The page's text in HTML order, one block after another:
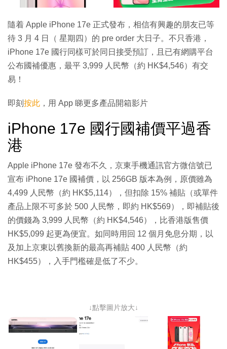
隨着 Apple iPhone 17e 正式發布，相信有興趣的朋友已等
待 3 月 4 日（ 星期四）的 pre order 大日子。不只香港，
iPhone 17e 國行同樣可於同日接受預訂，且已有網購平台
公布國補優惠，最平 3,999 人民幣（約 HK$4,546）有交
易！
即刻 按此 ，用 App 睇更多產品開箱影片
iPhone 17e 國行國補價平過香
港
Apple iPhone 17e 發布不久，京東手機通訊官方微信號已
宣布 iPhone 17e 國補價，以 256GB 版本為例，原價雖為
4,499 人民幣（約 HK$5,114），但扣除 15% 補貼（或單件
產品上限不可多於 500 人民幣，即約 HK$569），即補貼後
的價錢為 3,999 人民幣（約 HK$4,546），比香港版售價
HK$5,099 起更為便宜。如同時用回 12 個月免息分期，以
及加上京東以舊換新的最高再補貼 400 人民幣（約
HK$455），入手門檻確是低了不少。
↓點擊圖片放大↓